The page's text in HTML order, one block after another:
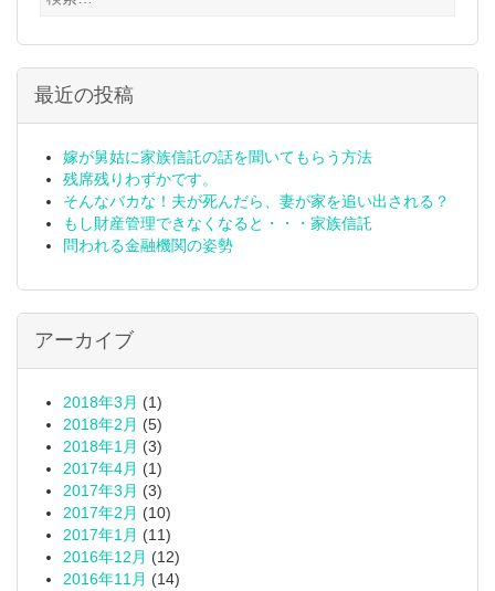
最近の投稿
嫁が舅姑に家族信託の話を聞いてもらう方法
残席残りわずかです。
そんなバカな！夫が死んだら、妻が家を追い出される？
もし財産管理できなくなると・・・家族信託
問われる金融機関の姿勢
アーカイブ
2018年3月 (1)
2018年2月 (5)
2018年1月 (3)
2017年4月 (1)
2017年3月 (3)
2017年2月 (10)
2017年1月 (11)
2016年12月 (12)
2016年11月 (14)